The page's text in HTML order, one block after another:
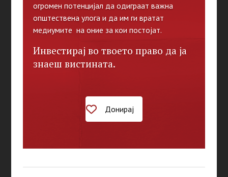
огромен потенцијал да одиграат важна
општествена улога и да им ги вратат
медиумите на оние за кои постојат.
Инвестирај во твоето право да ја
знаеш вистината.
Донирај